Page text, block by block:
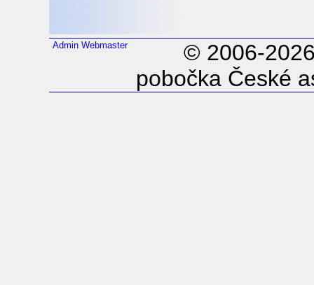
Admin Webmaster
© 2006-
pobočka České